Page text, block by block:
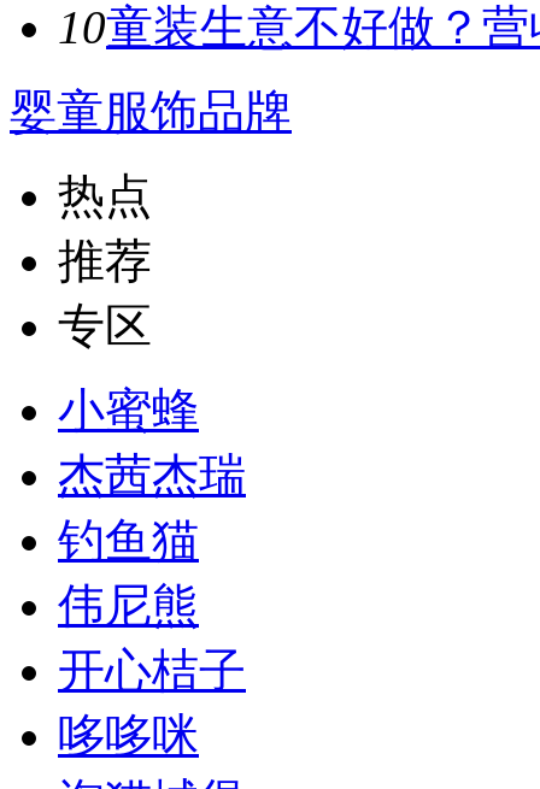
10童装生意不好做？
婴童服饰品牌
热点
推荐
专区
小蜜蜂
杰茜杰瑞
钓鱼猫
伟尼熊
开心桔子
哆哆咪